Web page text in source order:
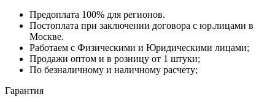
Предоплата 100% для регионов.
Постоплата при заключении договора с юр.лицами в
Москве.
Работаем с Физическими и Юридическими лицами;
Продажи оптом и в розницу от 1 штуки;
По безналичному и наличному расчету;
Гарантия